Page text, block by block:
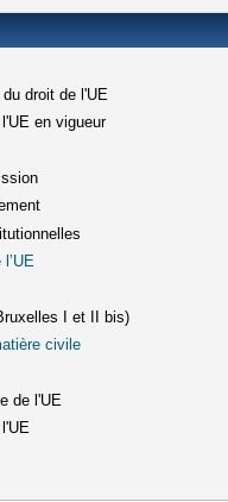
du droit de l'UE
en vigueur
externe)
(le lien est externe)
I et II bis)
civile(le lien est externe)
est externe)
de l'UE